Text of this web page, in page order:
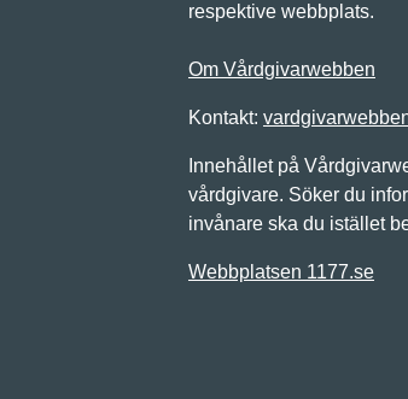
respektive webbplats.
Om Vårdgivarwebben
Kontakt:
Innehållet på
vårdgivare. Söker du
invånare ska du istället
Webbplatsen 1177.se